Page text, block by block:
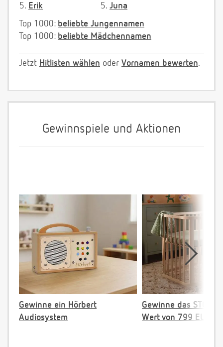
5. Erik
5. Juna
Top 1000: beliebte Jungennamen
Top 1000: beliebte Mädchennamen
Jetzt Hitlisten wählen oder Vornamen bewerten.
Gewinnspiele und Aktionen
Gewinne ein Hörbert
Audiosystem
Gewinne das
Wert von 799 EUR